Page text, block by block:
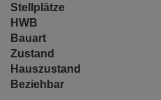
Stellplätze
HWB
Bauart
Zustand
Hauszustand
Beziehbar